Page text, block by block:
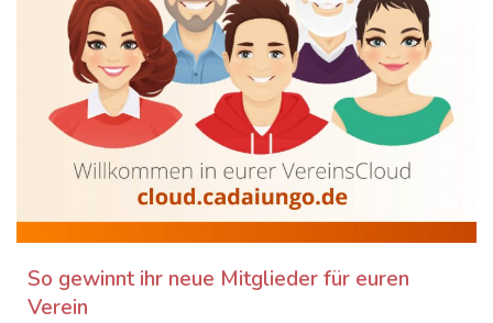
So gewinnt ihr neue Mitglieder für euren
Verein